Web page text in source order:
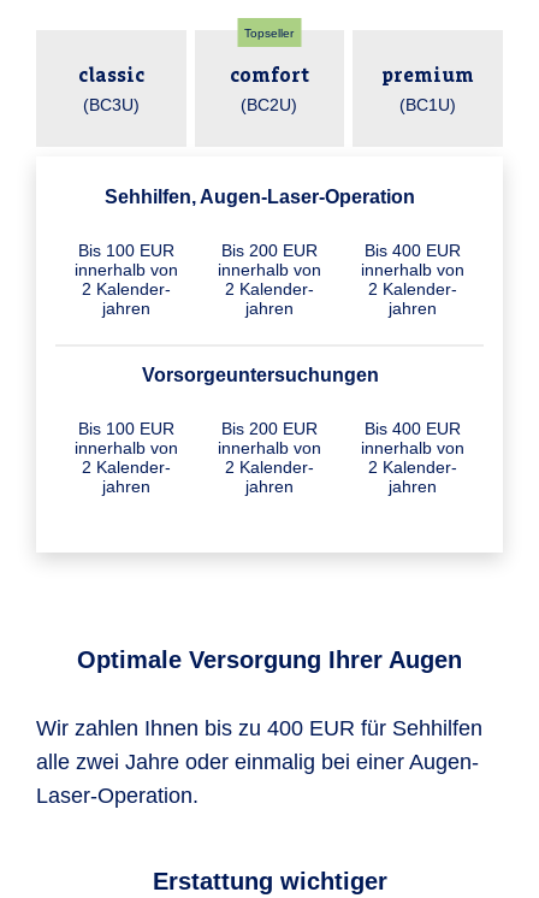
classic
(BC3U)
Topseller
comfort
(BC2U)
premium
(BC1U)
Sehhilfen, Augen-Laser-Operation
Bis 100 EUR
inner­halb von
2 Kalender­
jahren
Bis 200 EUR
inner­halb von
2 Kalender­
jahren
Bis 400 EUR
inner­halb von
2 Kalender­
jahren
Vorsorgeuntersuchungen
Bis 100 EUR
inner­halb von
2 Kalender­
jahren
Bis 200 EUR
inner­halb von
2 Kalender­
jahren
Bis 400 EUR
inner­halb von
2 Kalender­
jahren
Optimale Versorgung Ihrer Augen
Wir zahlen Ihnen bis zu 400 EUR für Sehhilfen
alle zwei Jahre oder einmalig bei einer Augen-
Laser-Operation.
Erstattung wichtiger